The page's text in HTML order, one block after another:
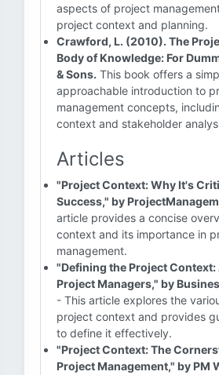
aspects of project
project context and planning.
Crawford, L. (2010). The
Body of Knowledge: For
& Sons. This book offers a
approachable introduction to
management concepts,
context and stakeholder
Articles
"Project Context: Why It's
Success," by
article provides a concise
context and its importance in
management.
"Defining the Project Context:
Project Managers," by
- This article explores the
project context and provides
to define it effectively.
"Project Context: The
Project Management," by PM